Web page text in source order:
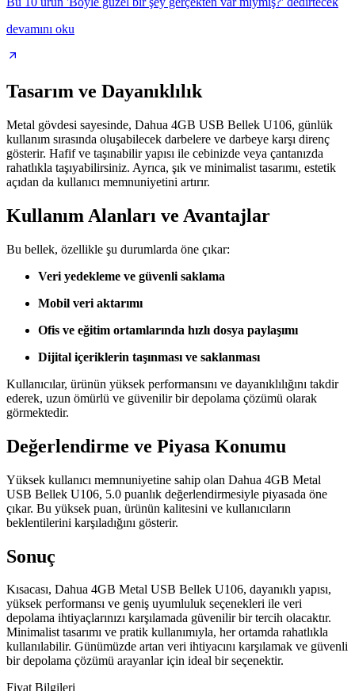
devamını oku
Tasarım ve Dayanıklılık
Metal gövdesi sayesinde, Dahua 4GB USB Bellek U106, günlük
kullanım sırasında oluşabilecek darbelere ve darbeye karşı direnç
gösterir. Hafif ve taşınabilir yapısı ile cebinizde veya çantanızda
rahatlıkla taşıyabilirsiniz. Ayrıca, şık ve minimalist tasarımı, estetik
açıdan da kullanıcı memnuniyetini artırır.
Kullanım Alanları ve Avantajlar
Bu bellek, özellikle şu durumlarda öne çıkar:
Veri yedekleme ve güvenli saklama
Mobil veri aktarımı
Ofis ve eğitim ortamlarında hızlı dosya paylaşımı
Dijital içeriklerin taşınması ve saklanması
Kullanıcılar, ürünün yüksek performansını ve dayanıklılığını takdir
ederek, uzun ömürlü ve güvenilir bir depolama çözümü olarak
görmektedir.
Değerlendirme ve Piyasa Konumu
Yüksek kullanıcı memnuniyetine sahip olan Dahua 4GB Metal
USB Bellek U106, 5.0 puanlık değerlendirmesiyle piyasada öne
çıkar. Bu yüksek puan, ürünün kalitesini ve kullanıcıların
beklentilerini karşıladığını gösterir.
Sonuç
Kısacası, Dahua 4GB Metal USB Bellek U106, dayanıklı yapısı,
yüksek performansı ve geniş uyumluluk seçenekleri ile veri
depolama ihtiyaçlarınızı karşılamada güvenilir bir tercih olacaktır.
Minimalist tasarımı ve pratik kullanımıyla, her ortamda rahatlıkla
kullanılabilir. Günümüzde artan veri ihtiyacını karşılamak ve güvenli
bir depolama çözümü arayanlar için ideal bir seçenektir.
Fiyat Bilgileri